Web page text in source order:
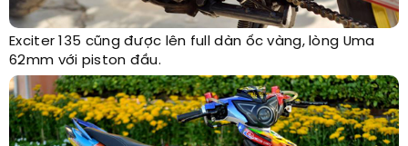
Exciter 135 cũng được lên full dàn ốc vàng, lòng Uma
62mm với piston đầu.